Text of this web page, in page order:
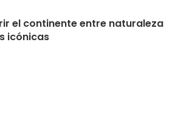
el continente entre naturaleza
icónicas